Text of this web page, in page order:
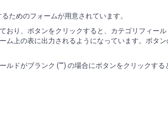
ためのフォームが用意されています。
り、ボタンをクリックすると、カテゴリフィー
上の表に出力されるようになっています。ボタ
ドがブランク ("") の場合にボタンをクリックする